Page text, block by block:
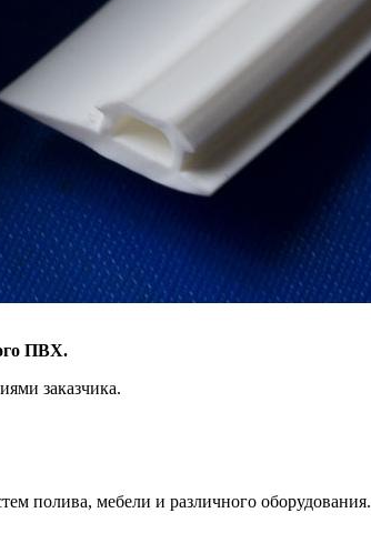
ПВХ.
заказчика.
полива, мебели и различного оборудования.